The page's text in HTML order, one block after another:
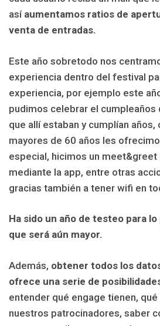
así aumentamos ratios de
venta de entradas.
Este año sobretodo nos
experiencia dentro del festival
experiencia, por ejemplo este
pudimos celebrar el cumpleaños
que allí estaban y cumplían años,
mayores de 60 años les
especial, hicimos un meet&greet
mediante la app, entre otras
gracias también a tener wifi en
Ha sido un año de testeo para
que será aún mayor.
Además, obtener todos los
ofrece una serie de
entender qué engage tienen,
nuestros patrocinadores, saber